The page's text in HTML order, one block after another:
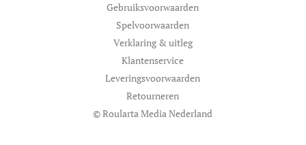
Gebruiksvoorwaarden
Spelvoorwaarden
Verklaring & uitleg
Klantenservice
Leveringsvoorwaarden
Retourneren
© Roularta Media Nederland